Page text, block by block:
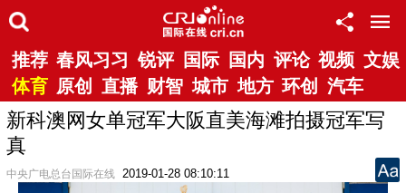
推荐 春风习习 锐评 国际 国内 评论 视频 文娱
体育 原创 直播 财智 城市 地方 环创 汽车
新科澳网女单冠军大阪直美海滩拍摄冠军写
真
中央广电总台国际在线 2019-01-28 08:10:11